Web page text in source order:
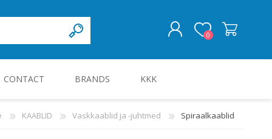
0
CONTACT BRANDS KKK
KAABLID Vaskkaablid ja -juhtmed Spiraalkaablid